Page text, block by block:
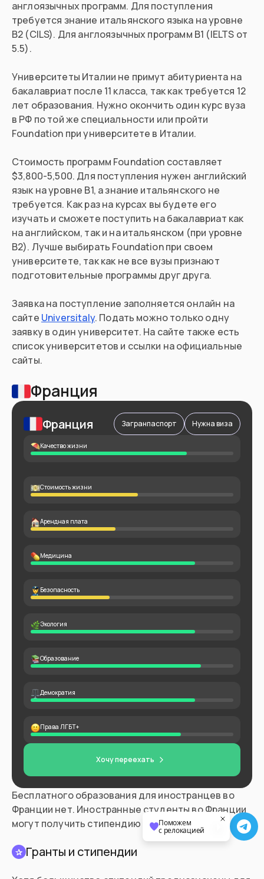
англоязычных программ. Для поступления
требуется знание итальянского языка на уровне
B2 (CILS). Для англоязычных программ B1 (IELTS от
5.5).
Университеты Италии не примут абитуриента на
бакалавриат после 11 класса, так как требуется 12
лет образования. Нужно окончить один курс вуза
в РФ по той же специальности или пройти
Foundation при университете в Италии.
Стоимость программ Foundation составляет
$3,800-5,500. Для поступления нужен английский
язык на уровне B1, а знание итальянского не
требуется. Как раз на курсах вы будете его
изучать и сможете поступить на бакалавриат как
на английском, так и на итальянском (при уровне
B2). Лучше выбирать Foundation при своем
университете, так как не все вузы признают
подготовительные программы друг друга.
Заявка на поступление заполняется онлайн на
сайте Universitaly. Подать можно только одну
заявку в один университет. На сайте также есть
список университетов и ссылки на официальные
сайты.
Франция
Франция Загранпаспорт Нужна виза
Качество жизни
Стоимость жизни
Арендная плата
Медицина
Безопасность
Экология
Образование
Демократия
Права ЛГБТ+
Хочу переехать
Бесплатного образования для иностранцев во
Франции нет. Иностранные студенты во Франции
могут получить стипендию на обучение.
✰ Гранты и стипендии
Поможем
с релокацией